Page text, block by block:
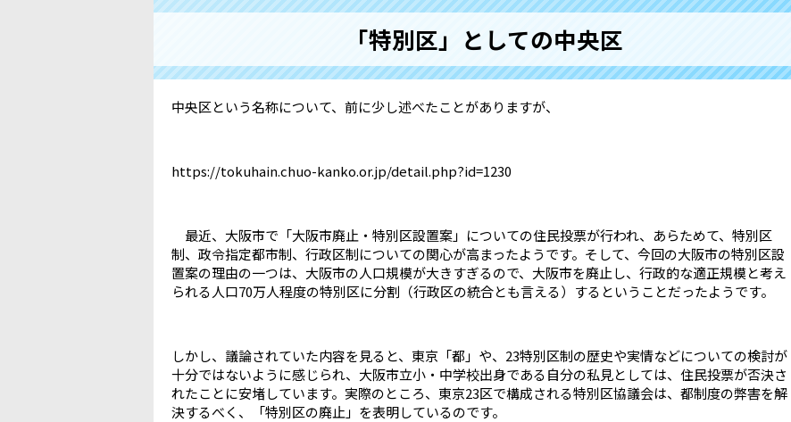
「特別区」としての中央区
中央区という名称について、前に少し述べたことがありますが、
https://tokuhain.chuo-kanko.or.jp/detail.php?id=1230
最近、大阪市で「大阪市廃止・特別区設置案」についての住民投票が行われ、あらためて、特別区
制、政令指定都市制、行政区制についての関心が高まったようです。そして、今回の大阪市の特別区設
置案の理由の一つは、大阪市の人口規模が大きすぎるので、大阪市を廃止し、行政的な適正規模と考え
られる人口70万人程度の特別区に分割（行政区の統合とも言える）するということだったようです。
しかし、議論されていた内容を見ると、東京「都」や、23特別区制の歴史や実情などについての検討が
十分ではないように感じられ、大阪市立小・中学校出身である自分の私見としては、住民投票が否決さ
れたことに安堵しています。実際のところ、東京23区で構成される特別区協議会は、都制度の弊害を解
決するべく、「特別区の廃止」を表明しているのです。